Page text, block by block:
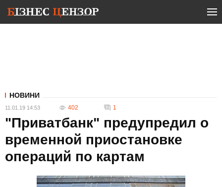
НОВИНИ
11.01.19 14:53 402 1
"Приватбанк" предупредил о
временной приостановке
операций по картам